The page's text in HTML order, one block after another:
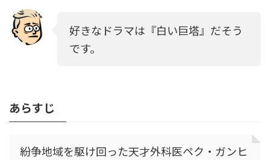
好きなドラマは『白い巨塔』だそう
です。
あらすじ
紛争地域を駆け回った天才外科医ペク・ガンヒ